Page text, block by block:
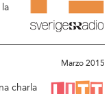
Marzo 2015
charla